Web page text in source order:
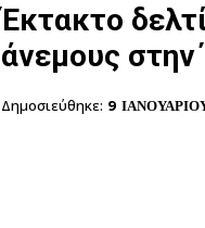
Έκτακτο
άνεμους
Δημοσιεύθηκε: 9